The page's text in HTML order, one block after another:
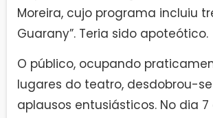
Moreira, cujo programa incluiu
Guarany”. Teria sido apoteótico.
O público, ocupando
lugares do teatro, desdobrou-
aplausos entusiásticos. No dia